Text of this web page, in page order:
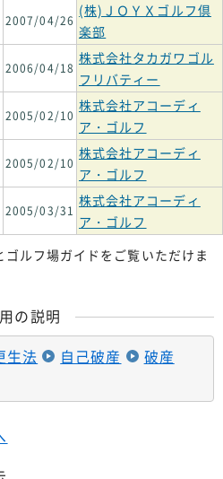
2007/04/26
(株)ＪＯＹＸゴルフ倶
楽部
2006/04/18
株式会社タカガワゴル
フリバティー
2005/02/10
株式会社アコーディ
ア・ゴルフ
2005/02/10
株式会社アコーディ
ア・ゴルフ
2005/03/31
株式会社アコーディ
ア・ゴルフ
ルフ場ガイドをご覧いただけま
の説明
生法 自己破産
破産